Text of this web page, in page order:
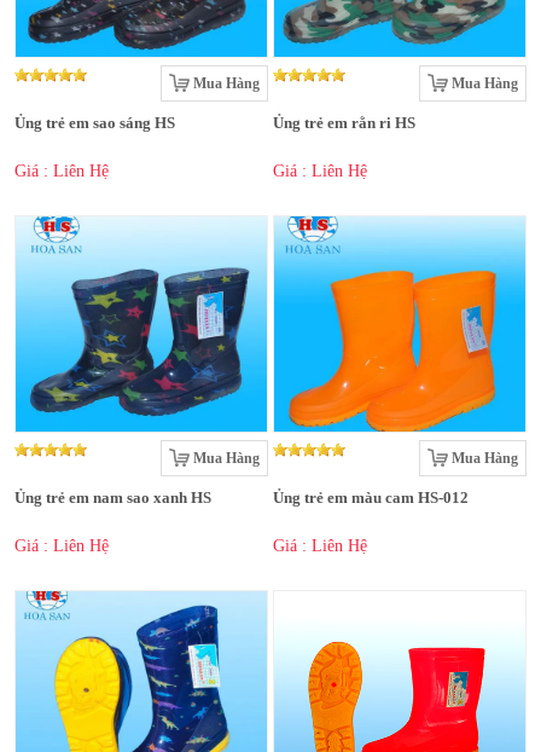
Mua Hàng
Ủng trẻ em sao sáng HS
Giá : Liên Hệ
Mua Hàng
Ủng trẻ em rằn ri HS
Giá : Liên Hệ
Mua Hàng
Ủng trẻ em nam sao xanh HS
Giá : Liên Hệ
Mua Hàng
Ủng trẻ em màu cam HS-012
Giá : Liên Hệ